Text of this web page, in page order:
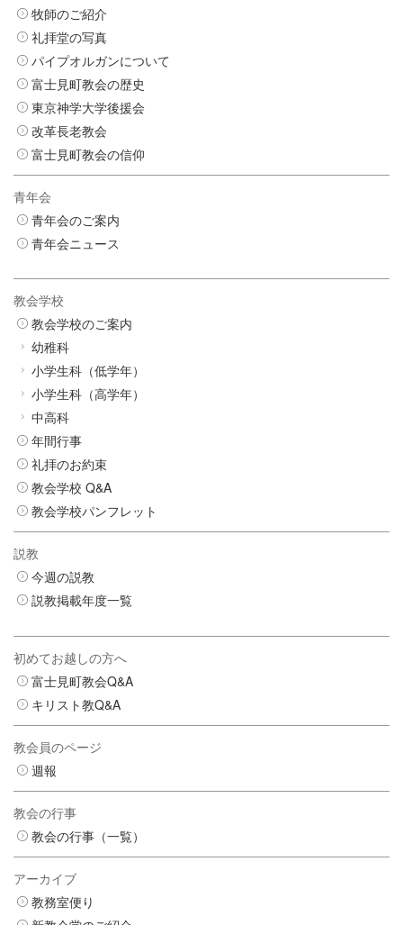
牧師のご紹介
礼拝堂の写真
パイプオルガンについて
富士見町教会の歴史
東京神学大学後援会
改革長老教会
富士見町教会の信仰
青年会
青年会のご案内
青年会ニュース
教会学校
教会学校のご案内
幼稚科
小学生科（低学年）
小学生科（高学年）
中高科
年間行事
礼拝のお約束
教会学校 Q&A
教会学校パンフレット
説教
今週の説教
説教掲載年度一覧
初めてお越しの方へ
富士見町教会Q&A
キリスト教Q&A
教会員のページ
週報
教会の行事
教会の行事（一覧）
アーカイブ
教務室便り